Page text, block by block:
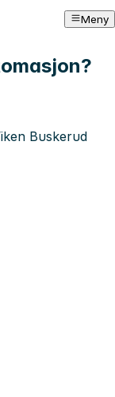
Meny
Buskerud